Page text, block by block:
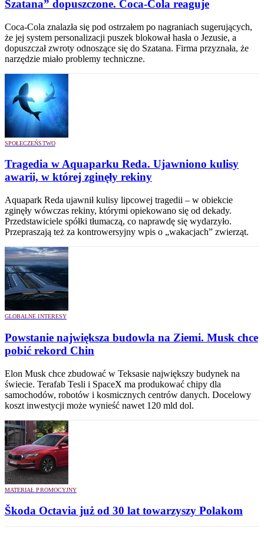
Szatana” dopuszczone. Coca-Cola reaguje
Coca-Cola znalazła się pod ostrzałem po nagraniach sugerujących,
że jej system personalizacji puszek blokował hasła o Jezusie, a
dopuszczał zwroty odnoszące się do Szatana. Firma przyznała, że
narzędzie miało problemy techniczne.
SPOŁECZEŃSTWO
Tragedia w Aquaparku Reda. Ujawniono kulisy
awarii, w której zginęły rekiny
Aquapark Reda ujawnił kulisy lipcowej tragedii – w obiekcie
zginęły wówczas rekiny, którymi opiekowano się od dekady.
Przedstawiciele spółki tłumaczą, co naprawdę się wydarzyło.
Przepraszają też za kontrowersyjny wpis o „wakacjach” zwierząt.
GLOBALNE INTERESY
Powstanie największa budowla na Ziemi. Musk chce
pobić rekord Chin
Elon Musk chce zbudować w Teksasie największy budynek na
świecie. Terafab Tesli i SpaceX ma produkować chipy dla
samochodów, robotów i kosmicznych centrów danych. Docelowy
koszt inwestycji może wynieść nawet 120 mld dol.
MATERIAŁ PROMOCYJNY
Škoda Octavia już od 30 lat towarzyszy Polakom